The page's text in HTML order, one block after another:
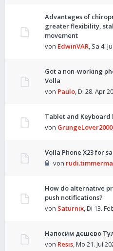
Advantages of
greater flexibility,
movement
von EdwinVAR, Sa 4.
Got a non-working
Volla
von Paulo,Di 28. Apr
Tablet and Keyboard
von GrungeLover2000
Volla Phone X23 for
von
How do alternative
push notifications?
von Saturnix,Di 13.
Напосим дешево
von Resis,Mo 21. Jul